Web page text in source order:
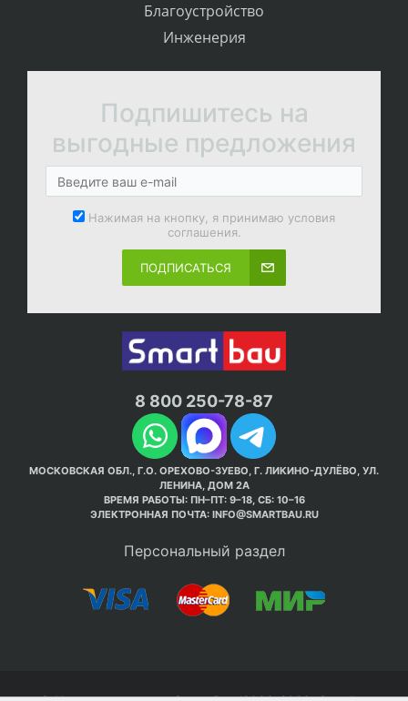
Благоустройство
Инженерия
Подпишитесь на
выгодные предложения
Нажимая на кнопку, я принимаю условия
соглашения.
ПОДПИСАТЬСЯ
8 800 250-78-87
МОСКОВСКАЯ ОБЛ., Г.О. ОРЕХОВО-ЗУЕВО, Г. ЛИКИНО-ДУЛЁВО, УЛ.
ЛЕНИНА, ДОМ 2А
ВРЕМЯ РАБОТЫ: ПН–ПТ: 9–18, СБ: 10–16
ЭЛЕКТРОННАЯ ПОЧТА: INFO@SMARTBAU.RU
Персональный раздел